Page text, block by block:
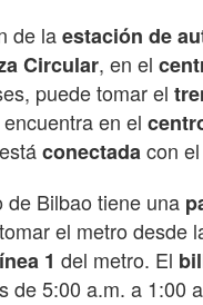
de laestación de
Circular, en el
puede tomar el
en el
conectadacon el
de Bilbao tiene una
el metro desde
1 del metro. El
de 5:00 a.m. a 1:00